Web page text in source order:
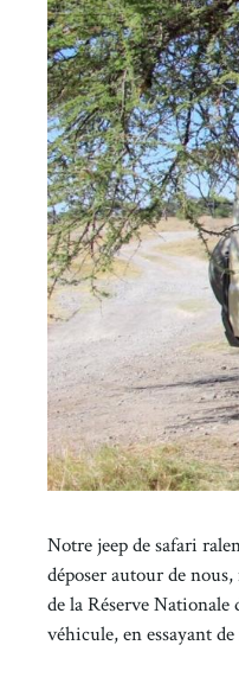
Notre jeep de safari
déposer autour de
de la Réserve
véhicule, en essayant